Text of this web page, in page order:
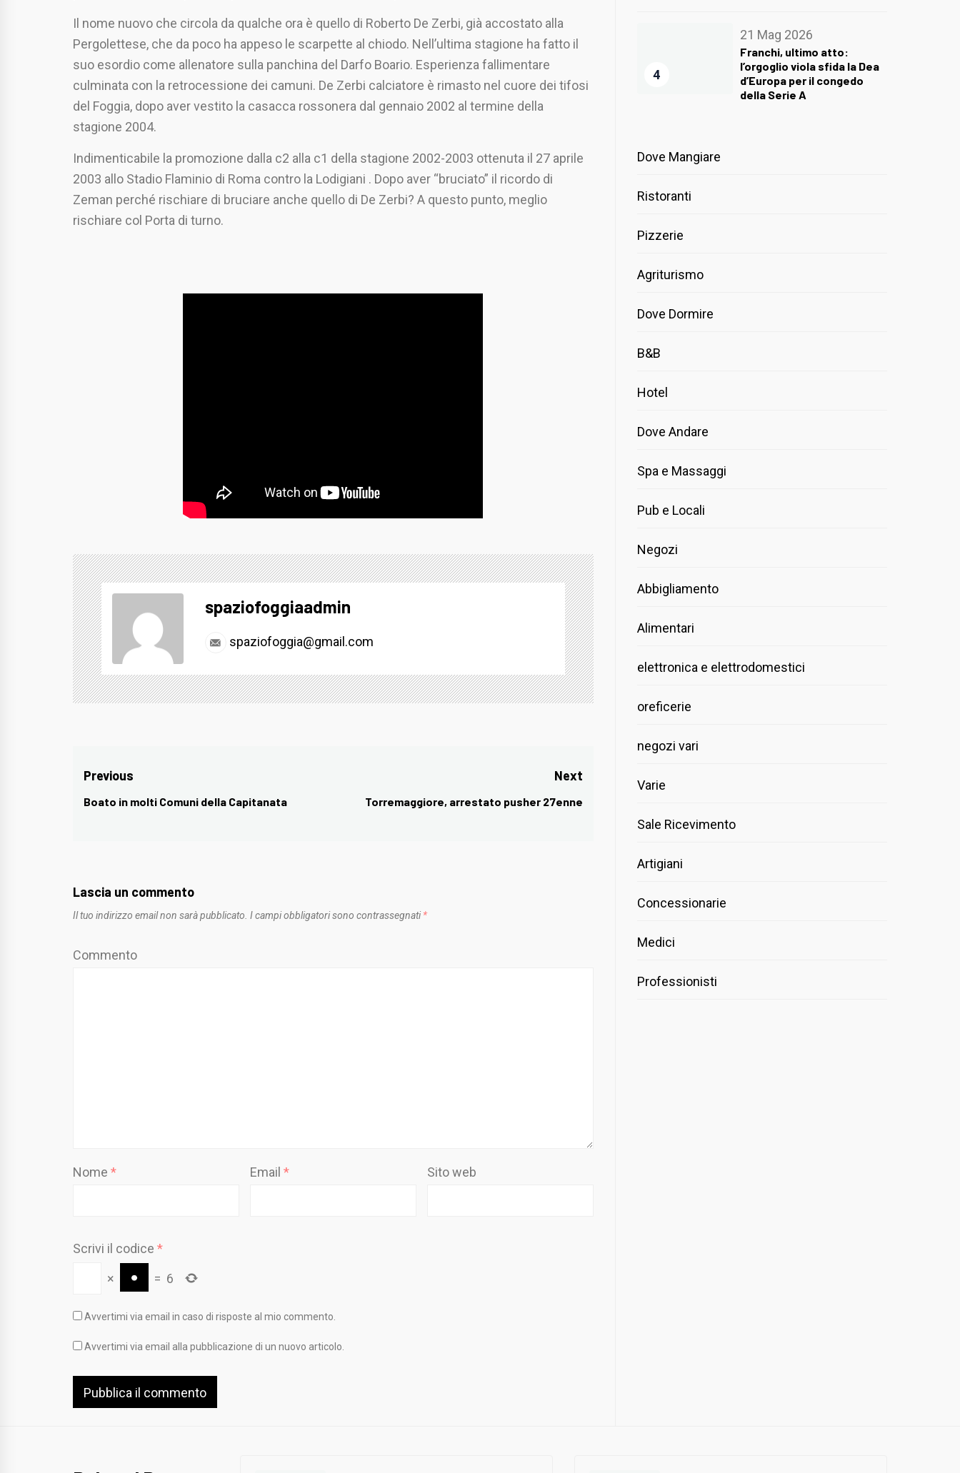
Il nome nuovo che circola da qualche ora è quello di Roberto De Zerbi, già accostato alla
Pergolettese, che da poco ha appeso le scarpette al chiodo. Nell’ultima stagione ha fatto il
suo esordio come allenatore sulla panchina del Darfo Boario. Esperienza fallimentare
culminata con la retrocessione dei camuni. De Zerbi calciatore è rimasto nel cuore dei tifosi
del Foggia, dopo aver vestito la casacca rossonera dal gennaio 2002 al termine della
stagione 2004.
Indimenticabile la promozione dalla c2 alla c1 della stagione 2002-2003 ottenuta il 27 aprile
2003 allo Stadio Flaminio di Roma contro la Lodigiani . Dopo aver “bruciato” il ricordo di
Zeman perché rischiare di bruciare anche quello di De Zerbi? A questo punto, meglio
rischiare col Porta di turno.
spaziofoggiaadmin
spaziofoggia@gmail.com
Navigazione
articoli
Previous
Previous
Boato in molti Comuni della Capitanata
Next
Next
Torremaggiore, arrestato pusher 27enne
Lascia un commento
Il tuo indirizzo email non sarà pubblicato. I campi obbligatori sono contrassegnati *
Commento
Nome * Email * Sito web
Scrivi il codice *
×
= 6
Avvertimi via email in caso di risposte al mio commento.
Avvertimi via email alla pubblicazione di un nuovo articolo.
4
21 Mag 2026
Franchi, ultimo atto:
l’orgoglio viola sfida la Dea
d’Europa per il congedo
della Serie A
Dove Mangiare
Ristoranti
Pizzerie
Agriturismo
Dove Dormire
B&B
Hotel
Dove Andare
Spa e Massaggi
Pub e Locali
Negozi
Abbigliamento
Alimentari
elettronica e elettrodomestici
oreficerie
negozi vari
Varie
Sale Ricevimento
Artigiani
Concessionarie
Medici
Professionisti